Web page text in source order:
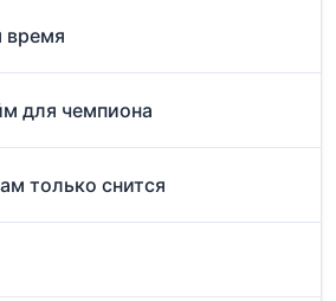
время
для чемпиона
только снится